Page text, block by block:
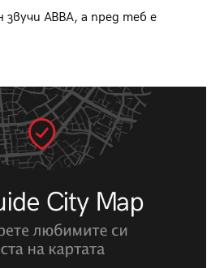
ABBA, а пред теб е